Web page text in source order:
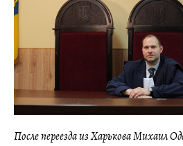
После переезда из ХарьковаМихаил